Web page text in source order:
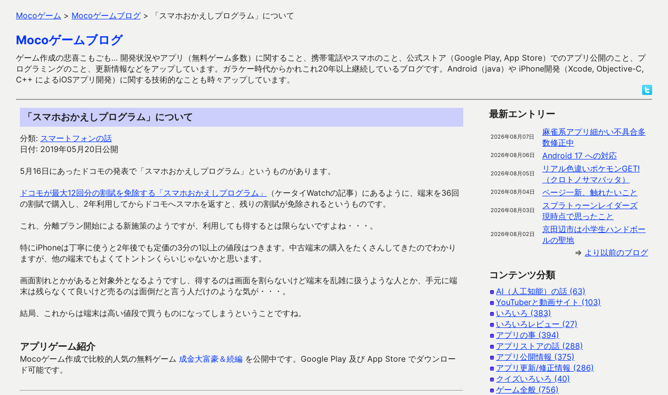
Mocoゲーム > Mocoゲームブログ > 「スマホおかえしプログラム」について
Mocoゲームブログ
ゲーム作成の悲喜こもごも… 開発状況やアプリ（無料ゲーム多数）に関すること、携帯電話やスマホのこと、公式ストア（Google Play, App Store）でのアプリ公開のこと、プ
ログラミングのこと、更新情報などをアップしています。ガラケー時代からかれこれ20年以上継続しているブログです。Android（java）や iPhone開発（Xcode, Objective-C,
C++ によるiOSアプリ開発）に関する技術的なことも時々アップしています。
「スマホおかえしプログラム」について
分類: スマートフォンの話
日付: 2019年05月20日公開
5月16日にあったドコモの発表で「スマホおかえしプログラム」というものがあります。
ドコモが最大12回分の割賦を免除する「スマホおかえしプログラム」
（ケータイWatchの記事）にあるように、端末を36回
の割賦で購入し、2年利用してからドコモへスマホを返すと、残りの割賦が免除されるというものです。
これ、分離プラン開始による新施策のようですが、利用しても得するとは限らないですよね・・・。
特にiPhoneは丁寧に使うと2年後でも定価の3分の1以上の値段はつきます。中古端末の購入をたくさんしてきたのでわかり
ますが、他の端末でもよくてトントンくらいじゃないかと思います。
画面割れとかがあると対象外となるようですし、得するのは画面を割らないけど端末を乱雑に扱うような人とか、手元に端
末は残らなくて良いけど売るのは面倒だと言う人だけのような気が・・・。
結局、これからは端末は高い値段で買うものになってしまうということですね。
アプリゲーム紹介
Mocoゲーム作成で比較的人気の無料ゲーム 成金大富豪＆続編 を公開中です。Google Play 及び App Store でダウンロー
ド可能です。
最新エントリー
2026年08月07日
麻雀系アプリ細かい不具合多
数修正中
2026年08月06日 Android 17 への対応
2026年08月05日
リアル色違いポケモンGET!
（クロトノサマバッタ）
2026年08月04日 ページ一新、触れたいこと
2026年08月03日
スプラトゥーンレイダーズ
現時点で思ったこと
2026年08月02日
京田辺市は小学生ハンドボー
ルの聖地
⇒ より以前のブログ
コンテンツ分類
AI（人工知能）の話 (63)
YouTuberと動画サイト (103)
いろいろ (383)
いろいろレビュー (27)
アプリの事 (394)
アプリストアの話 (288)
アプリ公開情報 (375)
アプリ更新/修正情報 (286)
クイズいろいろ (40)
ゲーム全般 (756)